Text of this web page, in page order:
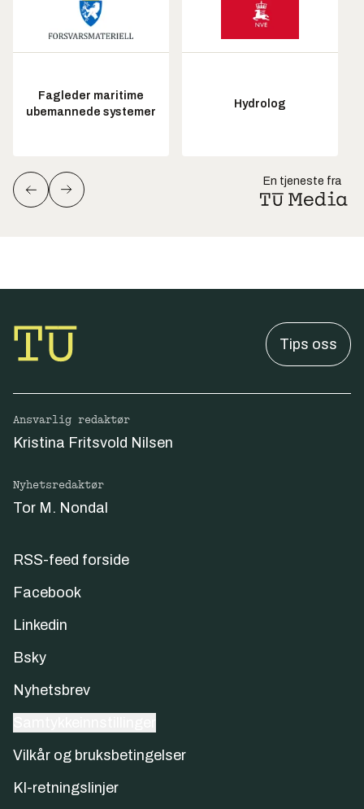
Fagleder maritime
ubemannede systemer
Hydrolog
En tjeneste fra
Tips oss
Ansvarlig redaktør
Kristina Fritsvold Nilsen
Nyhetsredaktør
Tor M. Nondal
RSS-feed forside
Facebook
Linkedin
Bsky
Nyhetsbrev
Vilkår og bruksbetingelser
KI-retningslinjer